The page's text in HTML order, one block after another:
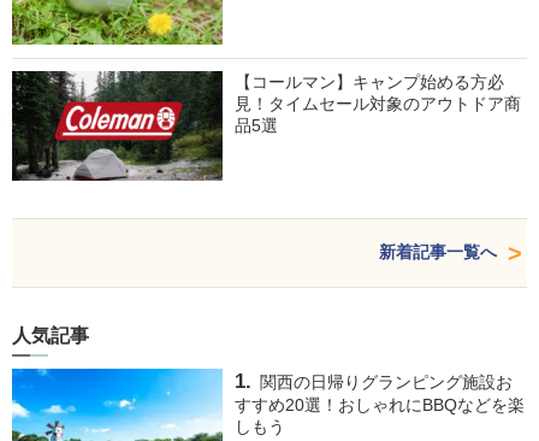
【コールマン】キャンプ始める方必
見！タイムセール対象のアウトドア商
品5選
新着記事一覧へ
人気記事
関西の日帰りグランピング施設お
すすめ20選！おしゃれにBBQなどを楽
しもう